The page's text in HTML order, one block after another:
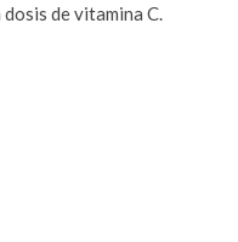
de vitamina C.